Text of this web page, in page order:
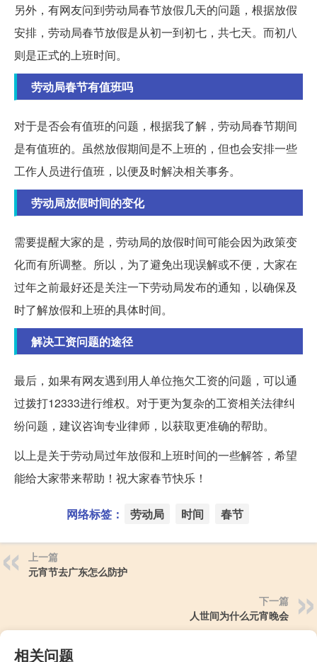
另外，有网友问到劳动局春节放假几天的问题，根据放假
安排，劳动局春节放假是从初一到初七，共七天。而初八
则是正式的上班时间。
劳动局春节有值班吗
对于是否会有值班的问题，根据我了解，劳动局春节期间
是有值班的。虽然放假期间是不上班的，但也会安排一些
工作人员进行值班，以便及时解决相关事务。
劳动局放假时间的变化
需要提醒大家的是，劳动局的放假时间可能会因为政策变
化而有所调整。所以，为了避免出现误解或不便，大家在
过年之前最好还是关注一下劳动局发布的通知，以确保及
时了解放假和上班的具体时间。
解决工资问题的途径
最后，如果有网友遇到用人单位拖欠工资的问题，可以通
过拨打12333进行维权。对于更为复杂的工资相关法律纠
纷问题，建议咨询专业律师，以获取更准确的帮助。
以上是关于劳动局过年放假和上班时间的一些解答，希望
能给大家带来帮助！祝大家春节快乐！
网络标签： 劳动局 时间 春节
上一篇
元宵节去广东怎么防护
下一篇
人世间为什么元宵晚会
相关问题